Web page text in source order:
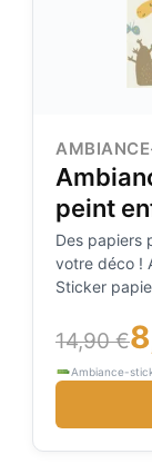
peint
tropical
Des papiers
votre déco !
Sticker
chambre de
des papiers
14,90 €
Ambiance-